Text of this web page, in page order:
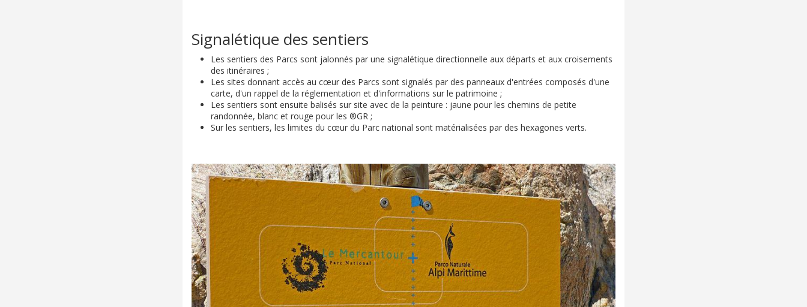
Signalétique des sentiers
Les sentiers des Parcs sont jalonnés par une signalétique directionnelle aux départs et aux croisements
des itinéraires ;
Les sites donnant accès au cœur des Parcs sont signalés par des panneaux d'entrées composés d'une
carte, d'un rappel de la réglementation et d'informations sur le patrimoine ;
Les sentiers sont ensuite balisés sur site avec de la peinture : jaune pour les chemins de petite
randonnée, blanc et rouge pour les ®GR ;
Sur les sentiers, les limites du cœur du Parc national sont matérialisées par des hexagones verts.